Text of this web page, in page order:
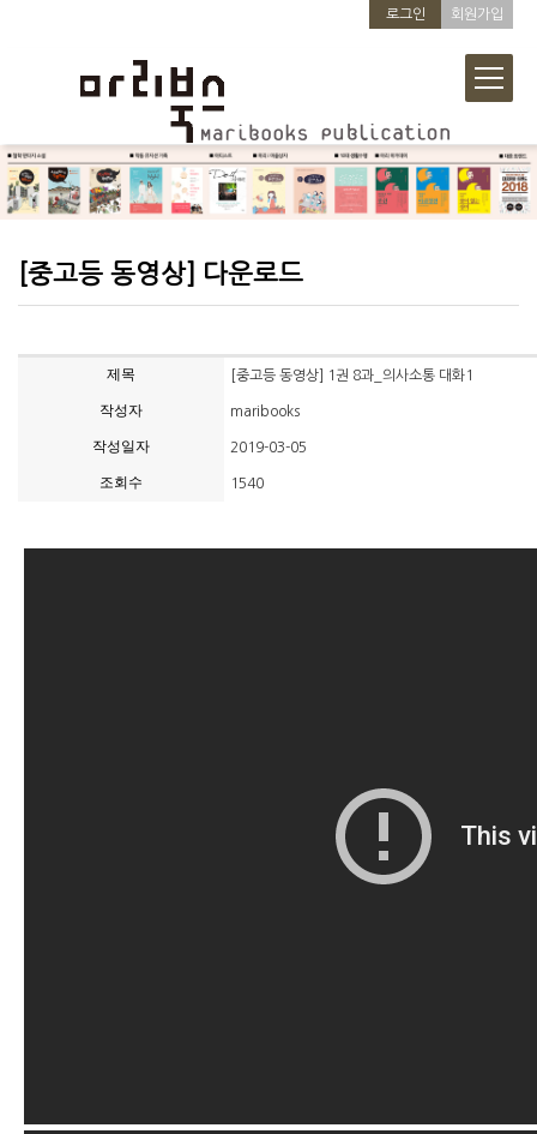
로그인 회원가입
[중고등 동영상] 다운로드
제목 [중고등 동영상] 1권 8과_의사소통 대화1
작성자 maribooks
작성일자 2019-03-05
조회수 1540